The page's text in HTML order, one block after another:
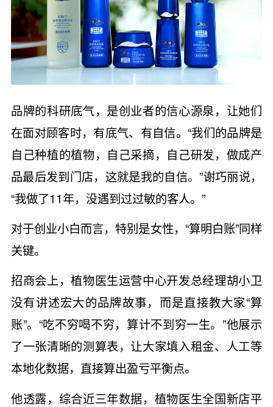
品牌的科研底气，是创业者的信心源泉，让她们
在面对顾客时，有底气、有自信。“我们的品牌是
自己种植的植物，自己采摘，自己研发，做成产
品最后发到门店，这就是我的自信。”谢巧丽说，
“我做了11年，没遇到过过敏的客人。”
对于创业小白而言，特别是女性，“算明白账”同样
关键。
招商会上，植物医生运营中心开发总经理胡小卫
没有讲述宏大的品牌故事，而是直接教大家“算
账”。“吃不穷喝不穷，算计不到穷一生。”他展示
了一张清晰的测算表，让大家填入租金、人工等
本地化数据，直接算出盈亏平衡点。
他透露，综合近三年数据，植物医生全国新店平